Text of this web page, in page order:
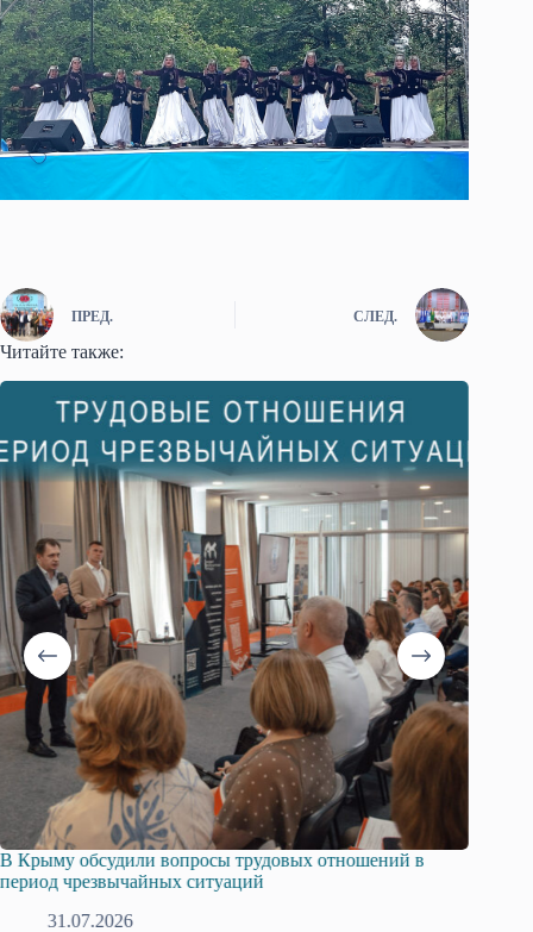
ПРЕД. СЛЕД.
Читайте также:
В Крыму обсудили вопросы трудовых отношений в
период чрезвычайных ситуаций
31.07.2026